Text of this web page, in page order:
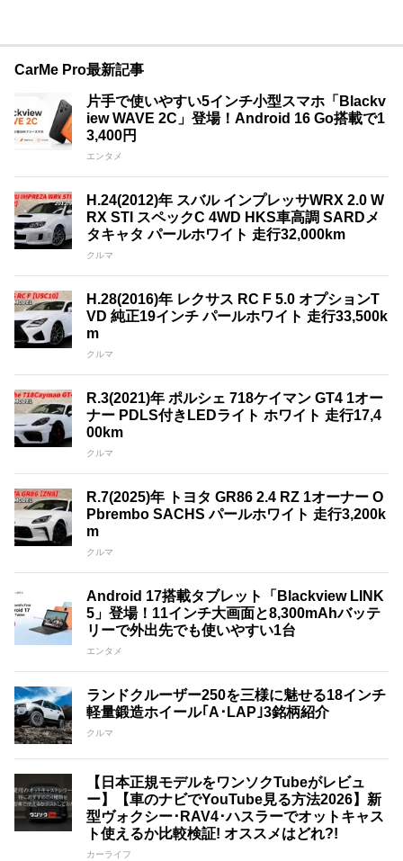
CarMe Pro最新記事
片手で使いやすい5インチ小型スマホ「Blackv
iew WAVE 2C」登場！Android 16 Go搭載で1
3,400円
エンタメ
H.24(2012)年 スバル インプレッサWRX 2.0 W
RX STI スペックC 4WD HKS車高調 SARDメ
タキャタ パールホワイト 走行32,000km
クルマ
H.28(2016)年 レクサス RC F 5.0 オプションT
VD 純正19インチ パールホワイト 走行33,500k
m
クルマ
R.3(2021)年 ポルシェ 718ケイマン GT4 1オー
ナー PDLS付きLEDライト ホワイト 走行17,4
00km
クルマ
R.7(2025)年 トヨタ GR86 2.4 RZ 1オーナー O
Pbrembo SACHS パールホワイト 走行3,200k
m
クルマ
Android 17搭載タブレット「Blackview LINK
5」登場！11インチ大画面と8,300mAhバッテ
リーで外出先でも使いやすい1台
エンタメ
ランドクルーザー250を三様に魅せる18インチ
軽量鍛造ホイール｢A･LAP｣3銘柄紹介
クルマ
【日本正規モデルをワンソクTubeがレビュ
ー】【車のナビでYouTube見る方法2026】新
型ヴォクシー･RAV4･ハスラーでオットキャス
ト使えるか比較検証! オススメはどれ?!
カーライフ